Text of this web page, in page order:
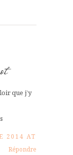
que j’y
2014 AT
Répondre